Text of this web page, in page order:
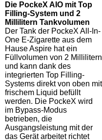
Die PockeX AIO mit Top
Filling-System und 2
Millilitern Tankvolumen
Der Tank der PockeX All-In-
One E-Zigarette aus dem
Hause Aspire hat ein
Füllvolumen von 2 Millilitern
und kann dank des
integrierten Top Filling-
Systems direkt von oben mit
frischem Liquid befüllt
werden. Die PockeX wird
im Bypass-Modus
betrieben, die
Ausgangsleistung mit der
das Gerät arbeitet richtet